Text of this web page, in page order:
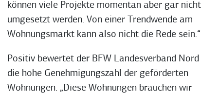
können viele Projekte momentan aber gar nicht
umgesetzt werden. Von einer Trendwende am
Wohnungsmarkt kann also nicht die Rede sein.“
Positiv bewertet der BFW Landesverband Nord
die hohe Genehmigungszahl der geförderten
Wohnungen. „Diese Wohnungen brauchen wir